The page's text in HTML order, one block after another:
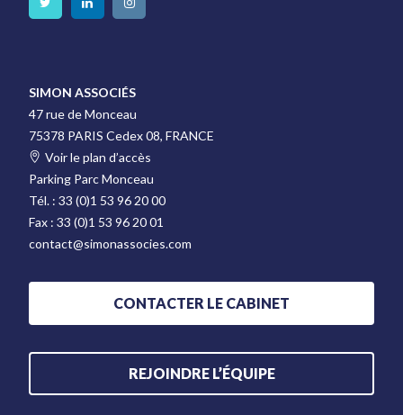
SIMON ASSOCIÉS
47 rue de Monceau
75378 PARIS Cedex 08, FRANCE
Voir le plan d’accès
Parking Parc Monceau
Tél. :33 (0)1 53 96 20 00
Fax :33 (0)1 53 96 20 01
contact@simonassocies.com
CONTACTER LE CABINET
REJOINDRE L’ÉQUIPE